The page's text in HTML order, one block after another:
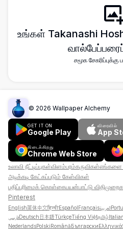
உங்கள் Takanashi
சமூக
© 2026 Wallpaper Alchemy
GET IT ON
Google Play
விரைவில்
App
கிடைக்கிறது
Chrome Web Store
உலாவி நீட்டிப்புகள்விளம்பரம்கருவிகள்எங்களை
அடிக்கடி கேட்கப்படும் கேள்விகள்
பதிப்புரிமைக் கொள்கைபயன்பாட்டு
Pinterest
English简体中文हिन्दीEspañolFrançaisالعربية
فارسیDeutsch 日本語TürkçeTiếng Việtதமிழ்
NederlandsPolskiRomânăБългарскиΕλληνικά